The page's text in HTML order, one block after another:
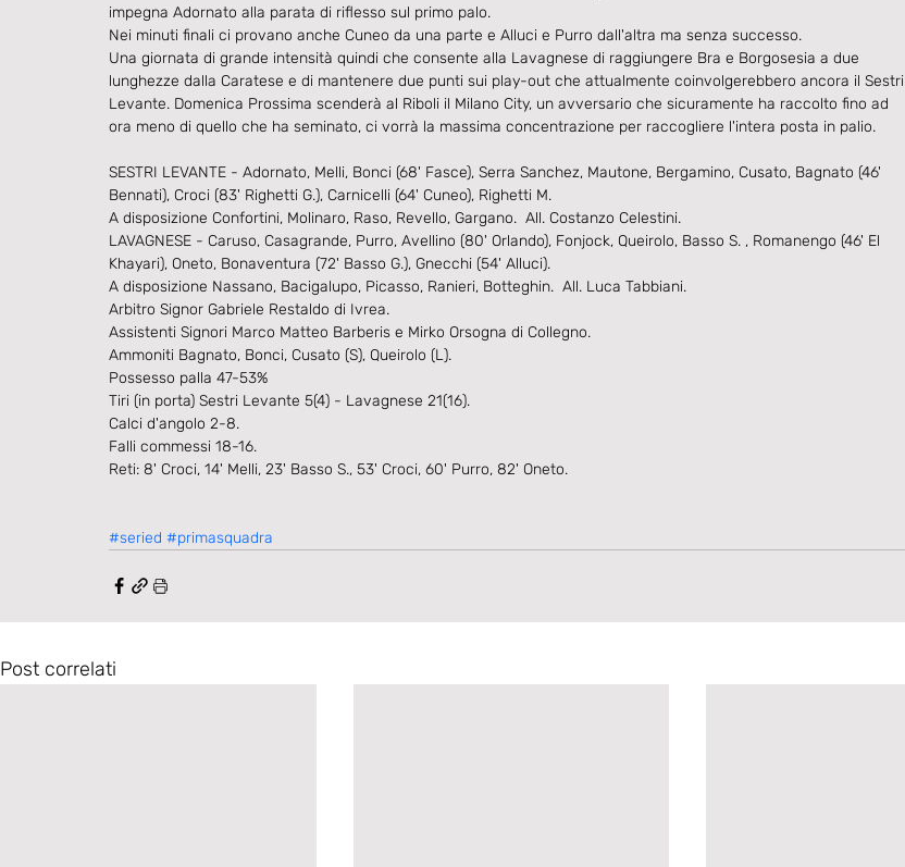
impegna Adornato alla parata di riflesso sul primo palo.
Nei minuti finali ci provano anche Cuneo da una parte e Alluci e Purro dall'altra ma senza successo.
Una giornata di grande intensità quindi che consente alla Lavagnese di raggiungere Bra e Borgosesia a due
lunghezze dalla Caratese e di mantenere due punti sui play-out che attualmente coinvolgerebbero ancora il Sestri
Levante. Domenica Prossima scenderà al Riboli il Milano City, un avversario che sicuramente ha raccolto fino ad
ora meno di quello che ha seminato, ci vorrà la massima concentrazione per raccogliere l'intera posta in palio.
SESTRI LEVANTE - Adornato, Melli, Bonci (68' Fasce), Serra Sanchez, Mautone, Bergamino, Cusato, Bagnato (46'
Bennati), Croci (83' Righetti G.), Carnicelli (64' Cuneo), Righetti M.
A disposizione Confortini, Molinaro, Raso, Revello, Gargano.  All. Costanzo Celestini.
LAVAGNESE - Caruso, Casagrande, Purro, Avellino (80' Orlando), Fonjock, Queirolo, Basso S. , Romanengo (46' El
Khayari), Oneto, Bonaventura (72' Basso G.), Gnecchi (54' Alluci).
A disposizione Nassano, Bacigalupo, Picasso, Ranieri, Botteghin.  All. Luca Tabbiani.
Arbitro Signor Gabriele Restaldo di Ivrea.
Assistenti Signori Marco Matteo Barberis e Mirko Orsogna di Collegno.
Ammoniti Bagnato, Bonci, Cusato (S), Queirolo (L).
Possesso palla 47-53%
Tiri (in porta) Sestri Levante 5(4) - Lavagnese 21(16).
Calci d'angolo 2-8.
Falli commessi 18-16.
Reti: 8' Croci, 14' Melli, 23' Basso S., 53' Croci, 60' Purro, 82' Oneto.
#seried #primasquadra
Post correlati